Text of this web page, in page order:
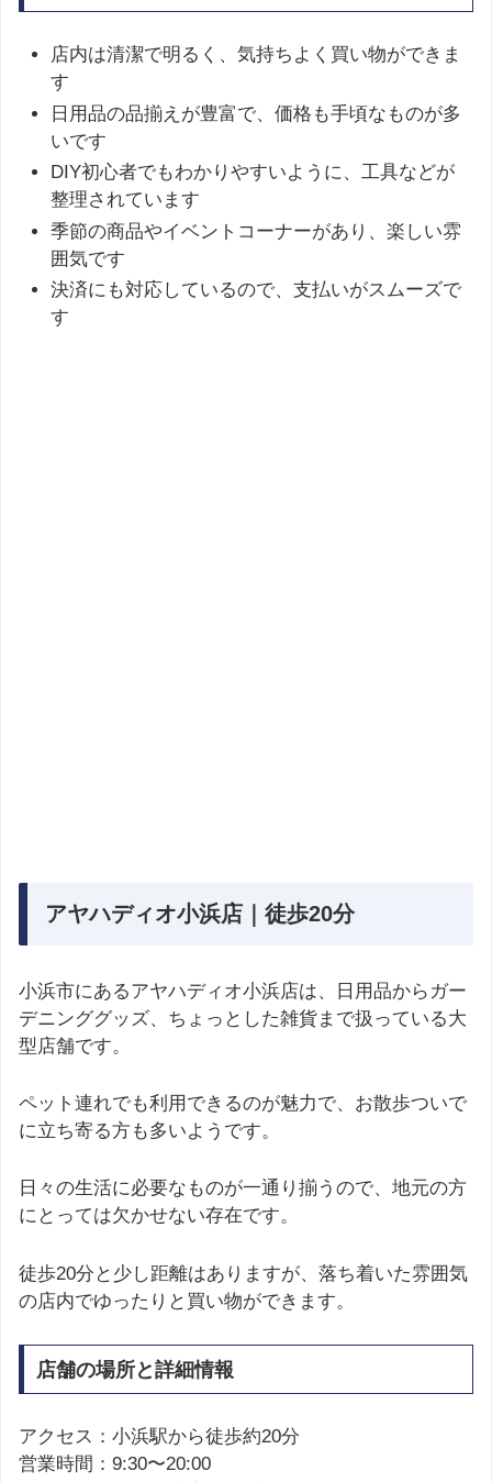
店内は清潔で明るく、気持ちよく買い物ができま
す
日用品の品揃えが豊富で、価格も手頃なものが多
いです
DIY初心者でもわかりやすいように、工具などが
整理されています
季節の商品やイベントコーナーがあり、楽しい雰
囲気です
決済にも対応しているので、支払いがスムーズで
す
アヤハディオ小浜店｜徒歩20分
小浜市にあるアヤハディオ小浜店は、日用品からガー
デニンググッズ、ちょっとした雑貨まで扱っている大
型店舗です。
ペット連れでも利用できるのが魅力で、お散歩ついで
に立ち寄る方も多いようです。
日々の生活に必要なものが一通り揃うので、地元の方
にとっては欠かせない存在です。
徒歩20分と少し距離はありますが、落ち着いた雰囲気
の店内でゆったりと買い物ができます。
店舗の場所と詳細情報
アクセス：小浜駅から徒歩約20分
営業時間：9:30〜20:00